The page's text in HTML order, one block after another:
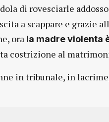
di rovesciarle
a scappare e grazie
ora la madreviolenta
costrizione al
in tribunale, in